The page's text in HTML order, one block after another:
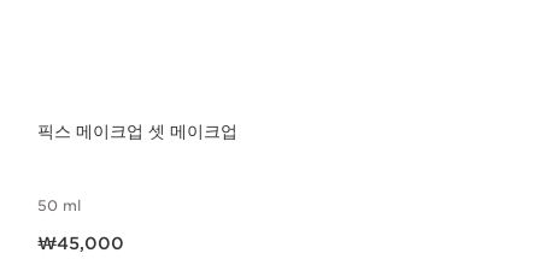
픽스 메이크업 셋 메이크업
50 ml
₩45,000